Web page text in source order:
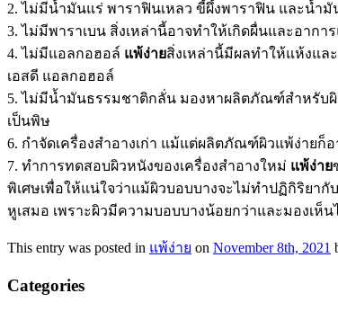
2. ไม่มีน้ำมันแร่ พาราฟินเหลว ขี้ผึ้งพาราฟิน และน้ำ
3. ไม่มีพาราเบน สิ่งเหล่านี้อาจทำให้เกิดผื่นและอากา
4. ไม่มีแอลกอฮอล์ แพ้ง่ายสิ่งเหล่านี้มีผลทำให้แห้งแล
เอสดี แอลกอฮอล์
5. ไม่มีน้ำมันธรรมชาติกลั่น มองหาผลิตภัณฑ์สำหรับ
เป็นพิษ
6. กำจัดเครื่องสำอางเก่า แม้แต่ผลิตภัณฑ์ผิวแพ้ง่ายก็
7. ทำการทดสอบผิวหนังของเครื่องสำอางใหม่ แพ้ง่าย
พิเศษเพื่อให้แน่ใจว่าแม้ผิวบอบบางจะไม่ทำปฏิกิริย
หูเสมอ เพราะผิวมีความบอบบางน้อยกว่าและมองเ
This entry was posted in แพ้ง่าย on November 8th, 2021
Categories